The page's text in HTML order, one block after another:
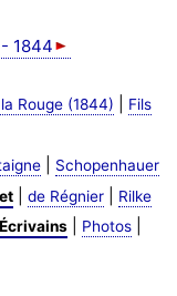
1844
Rouge (1844)
Fils
| Schopenhauer
| de Régnier|
Rilke
Écrivains| Photos|